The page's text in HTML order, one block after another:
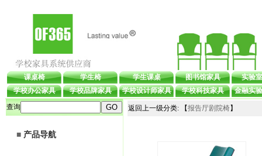
课桌椅 学生椅 学生课桌 图书馆家具
实验
学校办公家具
学校品牌家具 学校设计师家具 学校科技家具
金融实
查询
■ 产品导航
返回上一级分类: 【报告厅剧院椅】